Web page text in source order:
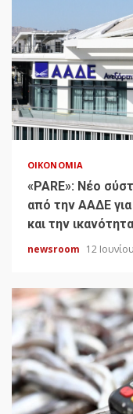
ΟΙΚΟΝΟΜΊΑ
«PARE»: Νέο
από την ΑΑΔΕ
και την
newsroom 12